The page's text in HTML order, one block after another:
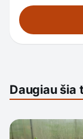
Daugiau šia